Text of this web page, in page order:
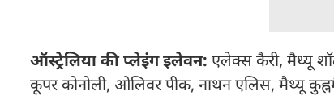
ऑस्ट्रेलिया की प्लेइंग इलेवन: एलेक्स कैरी, मैथ्यू
कूपर कोनोली, ओलिवर पीक, नाथन एलिस, मैथ्यू